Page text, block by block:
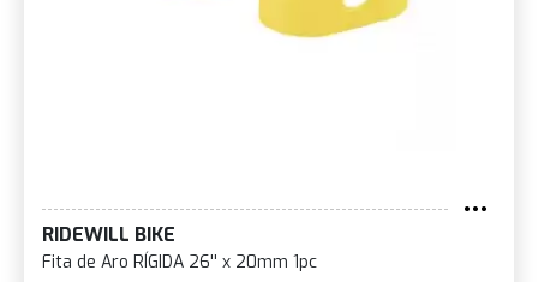
RIDEWILL BIKE
Fita de Aro RÍGIDA 26'' x 20mm 1pc